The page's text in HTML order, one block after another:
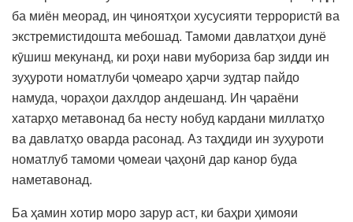
ба миён меорад, ин ҷиноятҳои хусусияти террористӣ ва
экстремистидошта мебошад. Тамоми давлатҳои дунё
кӯшиш мекунанд, ки роҳи нави мубориза бар зидди ин
зуҳуроти номатлуби ҷомеаро ҳарчи зудтар пайдо
намуда, чораҳои дахлдор андешанд. Ин ҷараёни
хатарҳо метавонад ба несту нобуд кардани миллатҳо
ва давлатҳо оварда расонад. Аз таҳдиди ин зуҳуроти
номатлуб тамоми ҷомеаи ҷаҳонӣ дар канор буда
наметавонад.
Ба ҳамин хотир моро зарур аст, ки баҳри ҳимояи